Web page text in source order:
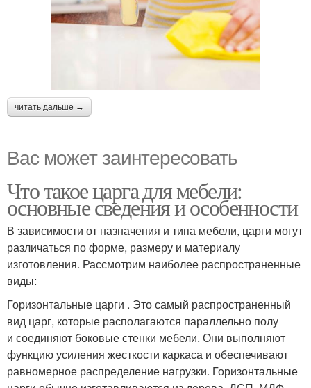
читать дальше →
Вас может заинтересовать
Что такое царга для мебели:
основные сведения и особенности
В зависимости от назначения и типа мебели, царги могут
различаться по форме, размеру и материалу
изготовления. Рассмотрим наиболее распространенные
виды:
Горизонтальные царги . Это самый распространенный
вид царг, которые располагаются параллельно полу
и соединяют боковые стенки мебели. Они выполняют
функцию усиления жесткости каркаса и обеспечивают
равномерное распределение нагрузки. Горизонтальные